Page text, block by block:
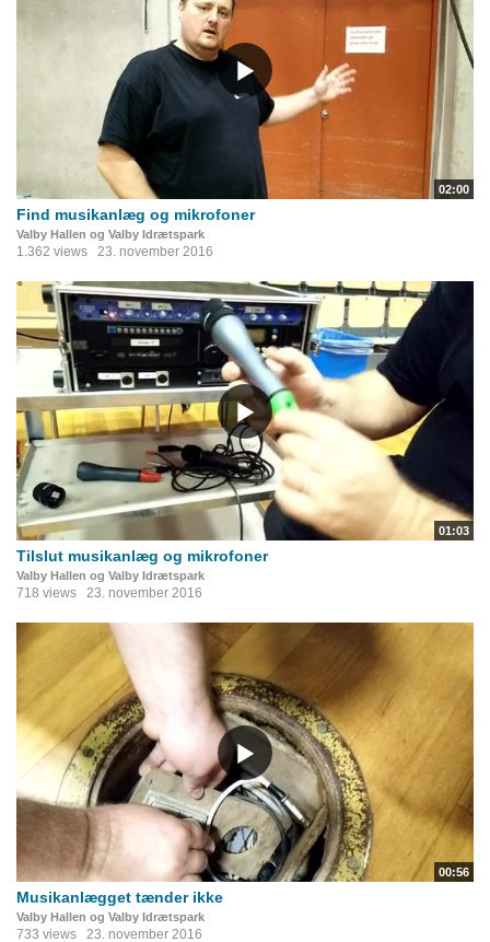
02:00
Find musikanlæg og mikrofoner
Valby Hallen og Valby Idrætspark
1.362 views 23. november 2016
01:03
Tilslut musikanlæg og mikrofoner
Valby Hallen og Valby Idrætspark
718 views 23. november 2016
00:56
Musikanlægget tænder ikke
Valby Hallen og Valby Idrætspark
733 views 23. november 2016